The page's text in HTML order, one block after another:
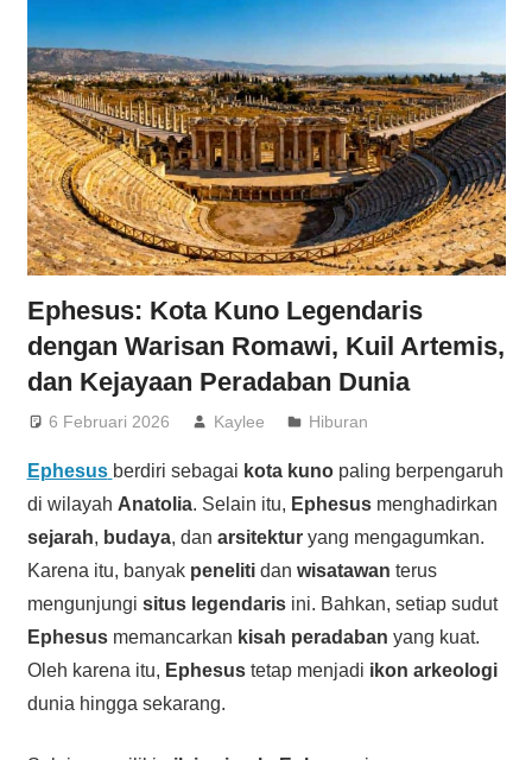
Ephesus: Kota Kuno Legendaris
dengan Warisan Romawi, Kuil Artemis,
dan Kejayaan Peradaban Dunia
6 Februari 2026 Kaylee Hiburan
Ephesus berdiri sebagai kota kunopaling berpengaruh
di wilayah Anatolia. Selain itu, Ephesusmenghadirkan
sejarah, budaya, dan arsitekturyang mengagumkan.
Karena itu, banyak penelitidan wisatawan terus
mengunjungi situs legendarisini. Bahkan, setiap sudut
Ephesusmemancarkan kisah peradaban yang kuat.
Oleh karena itu, Ephesustetap menjadi ikon arkeologi
dunia hingga sekarang.